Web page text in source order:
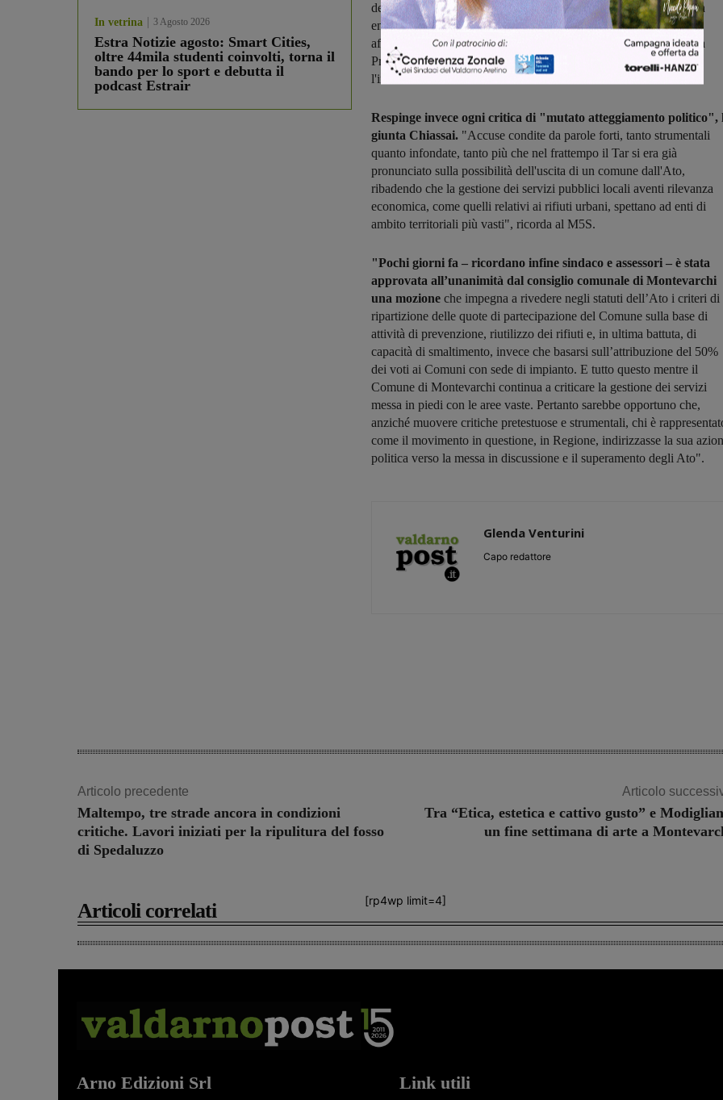
In vetrina 3 Agosto 2026
Estra Notizie agosto: Smart Cities,
oltre 44mila studenti coinvolti, torna il
bando per lo sport e debutta il
podcast Estrair
dello scorso 29 luglio, si è trattato di incidere proprio sulle criticità
emergenti dalla gestione del ciclo dei rifiuti fino dal suo stesso
affidamento. Tanto che quell'atto il Comune lo trasmise anche alla
Procura della Repubblica e alla Corte dei Conti, proprio con
l'intenzione di fare massima chiarezza".
Respinge invece ogni critica di "mutato atteggiamento politico",
giunta Chiassai. "Accuse condite da parole forti, tanto strumentali
quanto infondate, tanto più che nel frattempo il Tar si era già
pronunciato sulla possibilità dell'uscita di un comune dall'Ato,
ribadendo che la gestione dei servizi pubblici locali aventi rilevanza
economica, come quelli relativi ai rifiuti urbani, spettano ad enti di
ambito territoriali più vasti", ricorda al M5S.
"Pochi giorni fa – ricordano infine sindaco e assessori – è stata
approvata all’unanimità dal consiglio comunale di Montevarchi
una mozione che impegna a rivedere negli statuti dell’Ato i criteri di
ripartizione delle quote di partecipazione del Comune sulla base di
attività di prevenzione, riutilizzo dei rifiuti e, in ultima battuta, di
capacità di smaltimento, invece che basarsi sull’attribuzione del 50%
dei voti ai Comuni con sede di impianto. E tutto questo mentre il
Comune di Montevarchi continua a criticare la gestione dei servizi
messa in piedi con le aree vaste. Pertanto sarebbe opportuno che,
anziché muovere critiche pretestuose e strumentali, chi è
come il movimento in questione, in Regione, indirizzasse la sua
politica verso la messa in discussione e il superamento degli Ato".
Glenda Venturini
Capo redattore
Articolo precedente
Maltempo, tre strade ancora in condizioni
critiche. Lavori iniziati per la ripulitura del fosso
di Spedaluzzo
Articolo
Tra “Etica, estetica e cattivo gusto” e
un fine settimana di arte a
[rp4wp limit=4]
Articoli correlati
Arno Edizioni Srl Link utili